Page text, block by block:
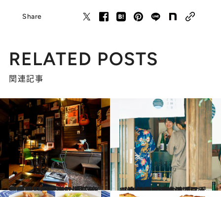
Share
RELATED POSTS
関連記事
2023.9.28
【京都】深夜まで滞在OKな喫茶3選 眠るのがもったいない旅の夜は 「深夜喫茶」でのんびり過ごして
旅＆お出かけ 2023.9.27
ツウの京都旅には「昼呑み」を！ 民家の玄関で、一流の器で、鉄板で… 【京都のご機嫌昼酒スポット3軒】
グルメ